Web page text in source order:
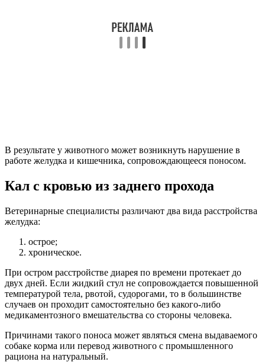
В результате у животного может возникнуть нарушение в
работе желудка и кишечника, сопровождающееся поносом.
Кал с кровью из заднего прохода
Ветеринарные специалисты различают два вида расстройства
желудка:
острое;
хроническое.
При остром расстройстве диарея по времени протекает до
двух дней. Если жидкий стул не сопровождается повышенной
температурой тела, рвотой, судорогами, то в большинстве
случаев он проходит самостоятельно без какого-либо
медикаментозного вмешательства со стороны человека.
Причинами такого поноса может являться смена выдаваемого
собаке корма или перевод животного с промышленного
рациона на натуральный.